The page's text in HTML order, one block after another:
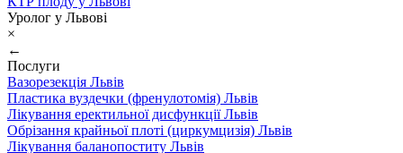
Уролог у Львові
×
←
Послуги
Вазорезекція Львів
Пластика вуздечки (френулотомія) Львів
Лікування еректильної дисфункції Львів
Обрізання крайньої плоті (циркумцизія) Львів
Лікування баланопоститу Львів